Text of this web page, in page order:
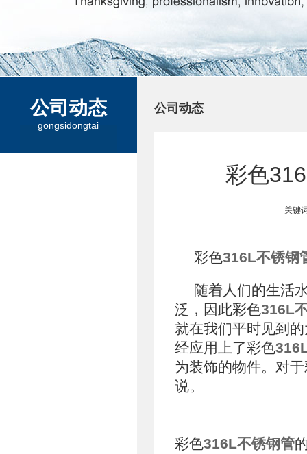
公司动态
gongsidongtai
公司动态
彩色
关键
彩色316L不锈钢
随着人们的生活
泛，因此彩色316L
就在我们平时见到
经应用上了彩色
为装饰的物件。对
说。
彩色316L不锈钢管